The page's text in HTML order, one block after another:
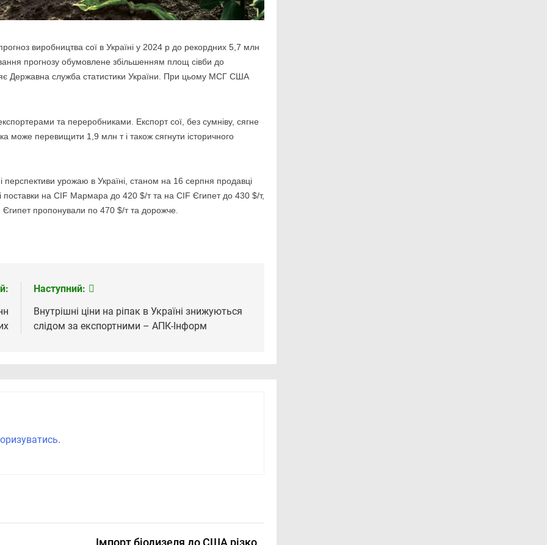
виробництва сої в Україні у 2024 р до рекордних 5,7 млн
прогнозу обумовлене збільшенням площ сівби до
Державна служба статистики України. При цьому МСГ США
та переробниками. Експорт сої, без сумніву, сягне
може перевищити 1,9 млн т і також сягнути історичного
урожаю в Україні, станом на 16 серпня продавці
поставки на CIF Мармара до 420 $/т та на CIF Єгипет до 430 $/т,
пропонували по 470 $/т та дорожче.
Наступний:
Внутрішні ціни на ріпак в Україні знижуються
слідом за експортними – АПК-Інформ
.